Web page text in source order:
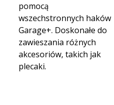
pomocą
wszechstronnych haków
Garage+. Doskonałe do
zawieszania różnych
akcesoriów, takich jak
plecaki.